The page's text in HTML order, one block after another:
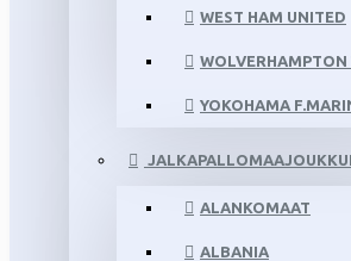
WEST HAM UNITED
WOLVERHAMPTON
YOKOHAMA
ALANKOMAAT
ALBANIA